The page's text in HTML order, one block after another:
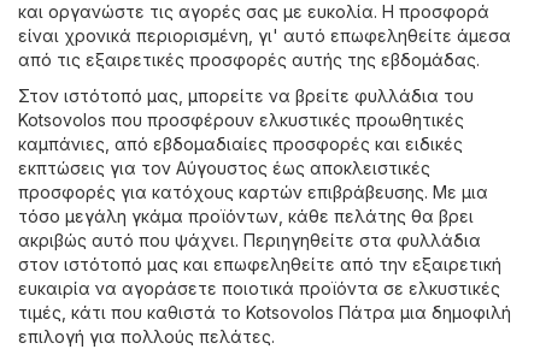
και οργανώστε τις αγορές σας με ευκολία. Η προσφορά
είναι χρονικά περιορισμένη, γι' αυτό επωφεληθείτε άμεσα
από τις εξαιρετικές προσφορές αυτής της εβδομάδας.
Στον ιστότοπό μας, μπορείτε να βρείτε φυλλάδια του
Kotsovolos που προσφέρουν ελκυστικές προωθητικές
καμπάνιες, από εβδομαδιαίες προσφορές και ειδικές
εκπτώσεις για τον Αύγουστος έως αποκλειστικές
προσφορές για κατόχους καρτών επιβράβευσης. Με μια
τόσο μεγάλη γκάμα προϊόντων, κάθε πελάτης θα βρει
ακριβώς αυτό που ψάχνει. Περιηγηθείτε στα φυλλάδια
στον ιστότοπό μας και επωφεληθείτε από την εξαιρετική
ευκαιρία να αγοράσετε ποιοτικά προϊόντα σε ελκυστικές
τιμές, κάτι που καθιστά το Kotsovolos Πάτρα μια δημοφιλή
επιλογή για πολλούς πελάτες.